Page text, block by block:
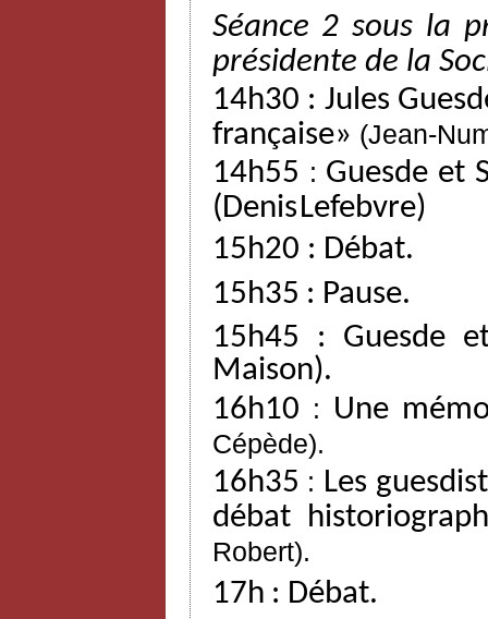
Séance 2 sous la
présidente de la
14h30 : Jules
française» (Jean-
14h55 : Guesde et
(DenisLefebvre)
15h20 : Débat.
15h35 : Pause.
15h45
: Guesde
Maison).
16h10 : Une
Cépède).
16h35 : Les
débat
Robert).
17h : Débat.